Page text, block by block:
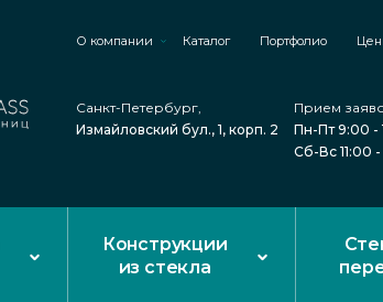
О компании Каталог Портфолио
Санкт-Петербург,
Измайловский бул., 1, корп. 2
Прием
Пн-Пт 9:00 -
Сб-Вс 11:00 -
Конструкции
из стекла